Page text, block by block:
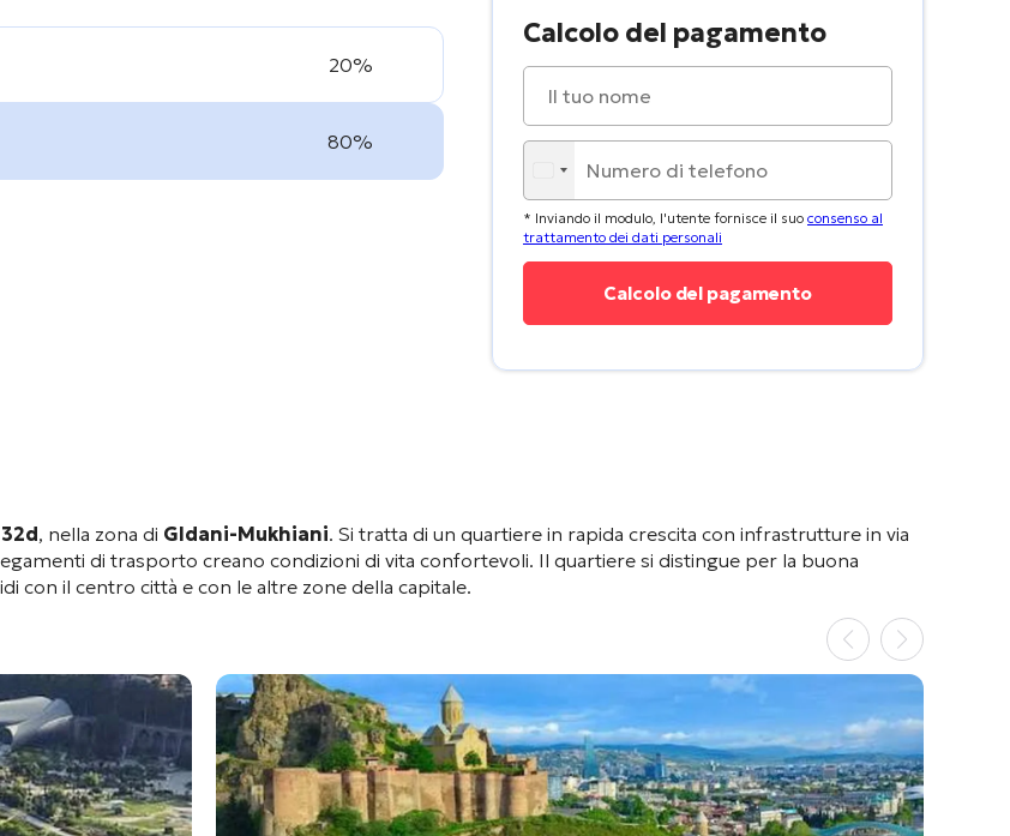
20%
80%
Calcolo del pagamento
* Inviando il modulo, l'utente fornisce il suo consenso al
trattamento dei dati personali
, nella zona di Gldani-Mukhiani. Si tratta di un quartiere in rapida crescita con infrastrutture in via
di trasporto creano condizioni di vita confortevoli. Il quartiere si distingue per la buona
con il centro città e con le altre zone della capitale.